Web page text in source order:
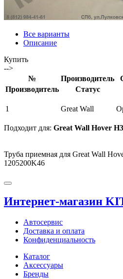
Все варианты
Описание
Купить
-->
№
Производитель
Производитель
Статус
1 Great Wall
Подходит для: Great Wall Hover
Труба приемная для Great Wall
1205200K46
Интернет-магазин
Автосервис
Доставка и оплата
Конфиденциальность
Каталог
Аксессуары
Бренды